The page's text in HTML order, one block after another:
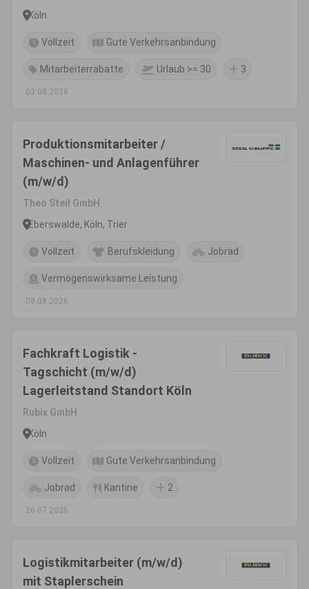
Köln
Vollzeit Gute Verkehrsanbindung
Mitarbeiterrabatte Urlaub >= 30 3
03.08.2026
Produktionsmitarbeiter /
Maschinen- und Anlagenführer
(m/w/d)
Theo Steil GmbH
Eberswalde, Köln, Trier
Vollzeit Berufskleidung Jobrad
Vermögenswirksame Leistung
08.08.2026
Fachkraft Logistik -
Tagschicht (m/w/d)
Lagerleitstand Standort Köln
Rubix GmbH
Köln
Vollzeit Gute Verkehrsanbindung
Jobrad Kantine 2
26.07.2026
Logistikmitarbeiter (m/w/d)
mit Staplerschein